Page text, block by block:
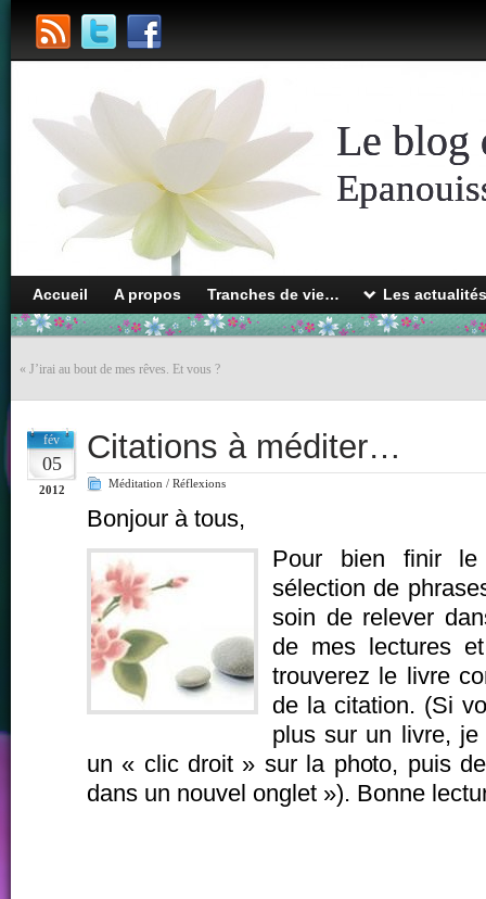
Le blog
Accueil A propos Tranches de vie… Les
« J’irai au bout de mes rêves. Et vous ?
fév
05
2012
Citations à méditer…
Méditation / Réflexions
Bonjour à tous,
Pour bien finir le
sélection de
soin de relever
de mes lectures
trouverez le livre
de la citation. (Si
plus sur un livre,
un « clic droit » sur la photo, puis
dans un nouvel onglet »). Bonne